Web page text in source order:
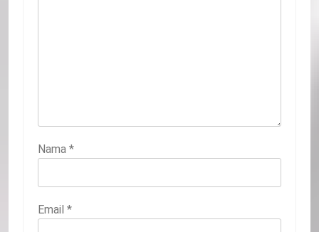
Nama *
Email *